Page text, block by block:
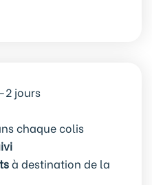
2 jours
chaque colis
à destination de la